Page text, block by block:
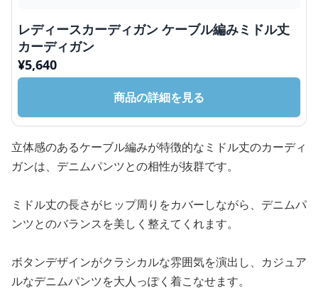
レディースカーディガン ケーブル編みミドル丈
カーディガン
¥5,640
商品の詳細を見る
立体感のあるケーブル編みが特徴的なミドル丈のカーディ
ガンは、デニムパンツとの相性が抜群です。
ミドル丈の長さがヒップ周りをカバーしながら、デニムパ
ンツとのバランスを美しく整えてくれます。
ボタンデザインがクラシカルな雰囲気を演出し、カジュア
ルなデニムパンツを大人っぽく着こなせます。